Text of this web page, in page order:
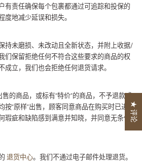
有责任确保每个包裹都通过可追踪和投保的
度地减少延误和损失。
持未磨损、未改动且全新状态，并附上收据/
们保留拒绝任何不符合这些要求的商品的权
成立，我们也会拒绝任何退货请求。
的商品，或标有“特价”的商品，不予退款或
按“原样”出售，顾客同意商品在购买时已进行
瑕疵和缺陷感到满意并知晓，并同意无条件
退货中心。我们不通过电子邮件处理退货。
★ 评论